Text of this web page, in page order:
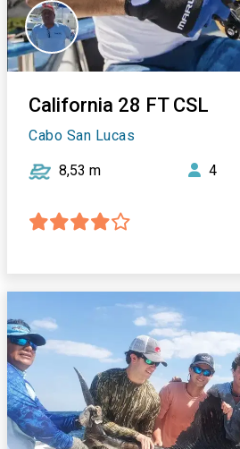
California 28 FT CSL
Cabo San Lucas
8,53 m 4